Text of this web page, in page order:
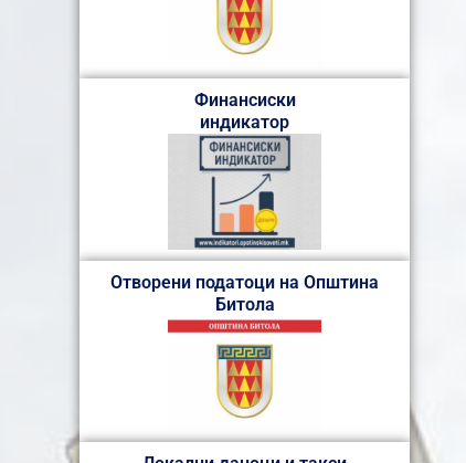
Финансиски
индикатор
Отворени податоци на Општина
Битола